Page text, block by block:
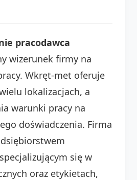
pracodawca
wizerunek firmy na
Wkręt-met oferuje
lokalizacjach, a
warunki pracy na
doświadczenia. Firma
się w
oraz etykietach,